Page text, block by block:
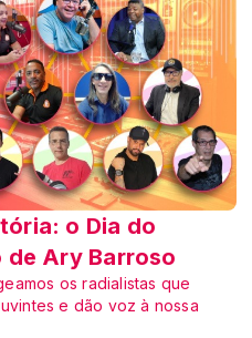
o Dia do
de Ary Barroso
os radialistas que
e dão voz à nossa